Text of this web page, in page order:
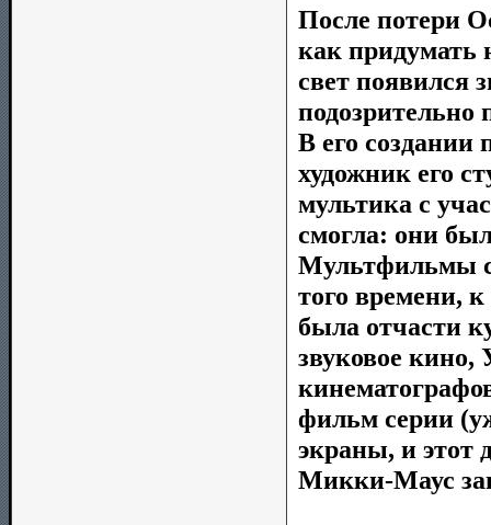
После потери
как придумать
свет
подозрительно
В его
художник его
мультика с
смогла: они
Мультфильмы
того времени,
была отчасти
звуковое кино,
фильм серии
экраны, и этот
Микки-Маус